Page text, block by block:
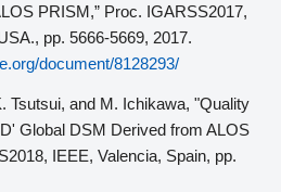
PRISM,” Proc. IGARSS2017,
pp. 5666-5669, 2017.
document/8128293/
Tsutsui, and M. Ichikawa, "Quality
Global DSM Derived from ALOS
IEEE, Valencia, Spain, pp.